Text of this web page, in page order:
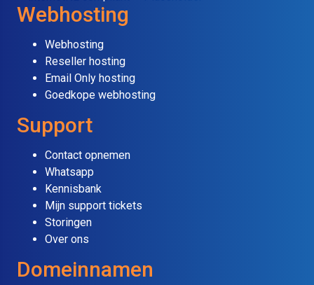
Webhosting
Webhosting
Reseller hosting
Email Only hosting
Goedkope webhosting
Support
Contact opnemen
Whatsapp
Kennisbank
Mijn support tickets
Storingen
Over ons
Domeinnamen